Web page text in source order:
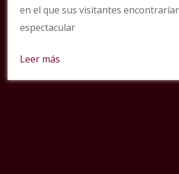
en el que sus visitantes
espectacular
Leer más